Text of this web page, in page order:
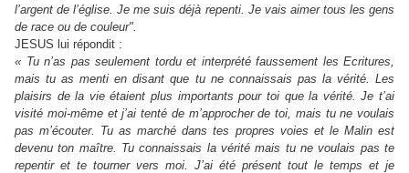
l’argent de l’église. Je me suis déjà repenti. Je vais aimer tous les gens
de race ou de couleur".
JESUS lui répondit :
« Tu n’as pas seulement tordu et interprété faussement les Ecritures,
mais tu as menti en disant que tu ne connaissais pas la vérité. Les
plaisirs de la vie étaient plus importants pour toi que la vérité. Je t’ai
visité moi-même et j’ai tenté de m’approcher de toi, mais tu ne voulais
pas m’écouter. Tu as marché dans tes propres voies et le Malin est
devenu ton maître. Tu connaissais la vérité mais tu ne voulais pas te
repentir et te tourner vers moi. J’ai été présent tout le temps et je